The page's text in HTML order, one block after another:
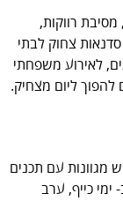
רווקות,
צחוק לבתי
לאירוע משפחתי
להפוך ליום מצחיק.
מגוונות עם תכנים
ימי כייף, ערב